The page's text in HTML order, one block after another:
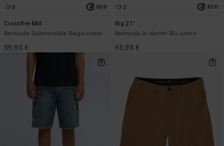
6 ECO
Crossfire Mid
Bermuda Submersible Beige uomo
59,95 €
2 ECO
Big 21"
Bermuda in denim Blu uomo
65,95 €